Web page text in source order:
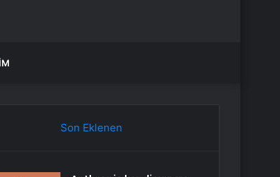
Son Eklenen